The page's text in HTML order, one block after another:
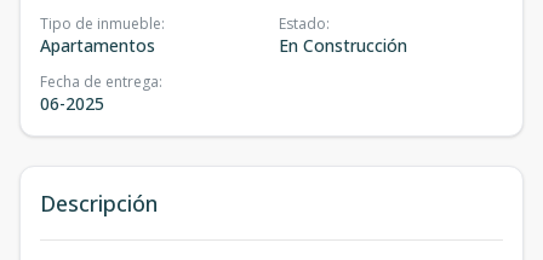
Tipo de inmueble:
Apartamentos
Estado:
En Construcción
Fecha de entrega:
06-2025
Descripción